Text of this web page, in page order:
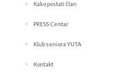
Kako postati član
PRESS Centar
Klub seniora YUTA
Kontakt